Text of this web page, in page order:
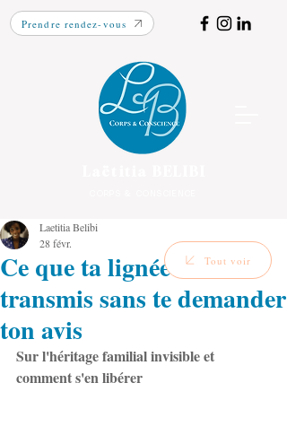
Prendre rendez-vous
Ce que ta lignée t'a
transmis sans te demander
ton avis
Laetitia Belibi
28 févr.
Sur l'héritage familial invisible et
comment s'en libérer
Tout voir